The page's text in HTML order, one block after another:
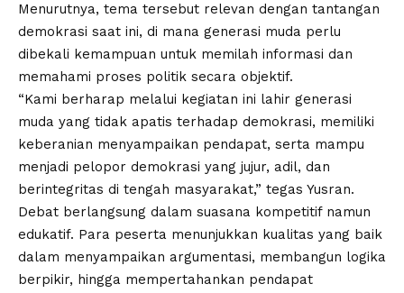
Menurutnya, tema tersebut relevan dengan tantangan
demokrasi saat ini, di mana generasi muda perlu
dibekali kemampuan untuk memilah informasi dan
memahami proses politik secara objektif.
“Kami berharap melalui kegiatan ini lahir generasi
muda yang tidak apatis terhadap demokrasi, memiliki
keberanian menyampaikan pendapat, serta mampu
menjadi pelopor demokrasi yang jujur, adil, dan
berintegritas di tengah masyarakat,” tegas Yusran.
Debat berlangsung dalam suasana kompetitif namun
edukatif. Para peserta menunjukkan kualitas yang baik
dalam menyampaikan argumentasi, membangun logika
berpikir, hingga mempertahankan pendapat